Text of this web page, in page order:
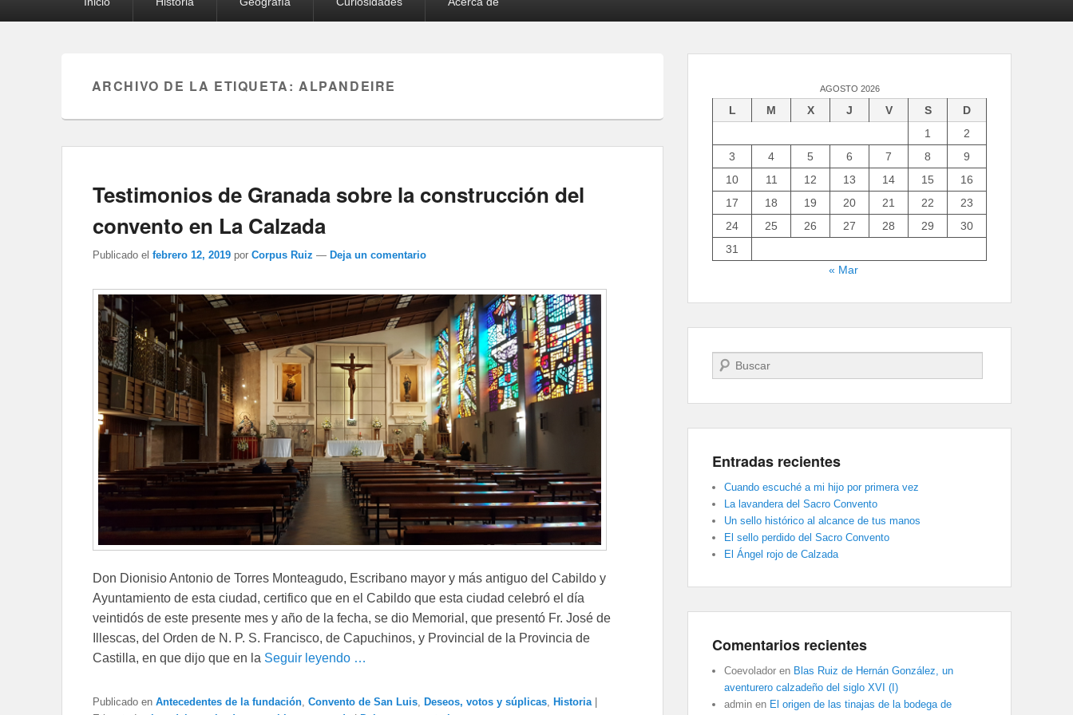
ARCHIVO DE LA ETIQUETA:ALPANDEIRE
Testimonios de Granada sobre la construcción del
convento en La Calzada
Publicado el febrero 12, 2019 por Corpus Ruiz — Deja un comentario
Don Dionisio Antonio de Torres Monteagudo, Escribano mayor y más antiguo del Cabildo y
Ayuntamiento de esta ciudad, certifico que en el Cabildo que esta ciudad celebró el día
veintidós de este presente mes y año de la fecha, se dio Memorial, que presentó Fr. José de
Illescas, del Orden de N. P. S. Francisco, de Capuchinos, y Provincial de la Provincia de
Castilla, en que dijo que en la Seguir leyendo …
Publicado en Antecedentes de la fundación Convento de San Luis Deseos, votos y súplicas Historia |
AGOSTO 2026
L M X J V S
D
1
2
3
4 5 6 7 8
9
10
11 12 13 14 15
16
17
18 19 20 21 22
23
24
25 26 27 28 29
30
31
« Mar
Buscar
Entradas recientes
Cuando escuché a mi hijo por primera vez
La lavandera del Sacro Convento
Un sello histórico al alcance de tus manos
El sello perdido del Sacro Convento
El Ángel rojo de Calzada
Comentarios recientes
Coevolador en Blas Ruiz de Hernán González, un
aventurero calzadeño del siglo XVI (I)
admin en El origen de las tinajas de la bodega de